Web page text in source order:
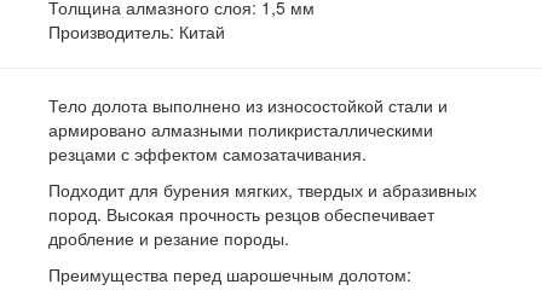
Толщина алмазного слоя: 1,5 мм
Производитель: Китай
Тело долота выполнено из износостойкой стали и
армировано алмазными поликристаллическими
резцами с эффектом самозатачивания.
Подходит для бурения мягких, твердых и абразивных
пород. Высокая прочность резцов обеспечивает
дробление и резание породы.
Преимущества перед шарошечным долотом: